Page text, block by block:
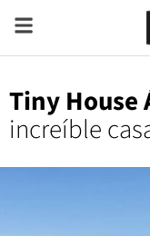
Tiny House
increíble